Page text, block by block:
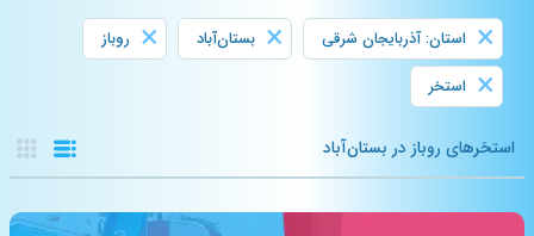
× استان: آذربایجان شرقی × بستان‌آباد × روباز
× استخر
استخرهای روباز در بستان‌آباد